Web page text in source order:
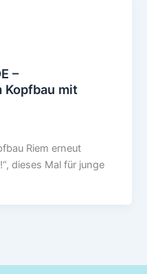
–
Kopfbau mit
Riem erneut
dieses Mal für junge